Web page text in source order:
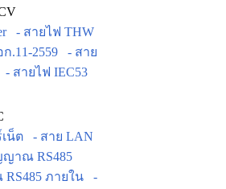
- สายไฟ THW
.11-2559
- สาย
- สายไฟ IEC53
น็ต
- สาย LAN
าณ RS485
ภายใน
-